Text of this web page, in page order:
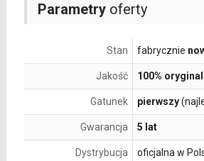
Parametryoferty
Stan fabrycznie
Jakość 100%
Gatunek pierwszy
Gwarancja 5 lat
Dystrybucja oficjalna w